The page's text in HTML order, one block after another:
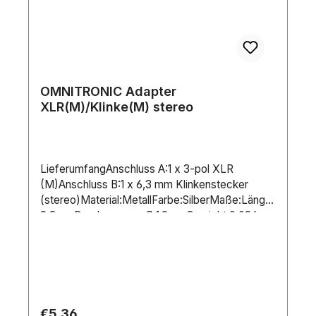
OMNITRONIC Adapter
XLR(M)/Klinke(M) stereo
LieferumfangAnschluss A:1 x 3-pol XLR
(M)Anschluss B:1 x 6,3 mm Klinkenstecker
(stereo)Material:MetallFarbe:SilberMaße:Länge:
8,3 cmDurchmesser: Ø 1,9 cmGewicht:0,03 kg